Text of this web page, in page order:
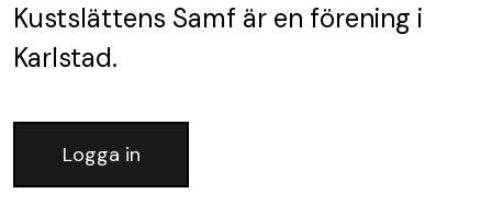
Kustslättens Samf är en förening i
Karlstad.
Logga in